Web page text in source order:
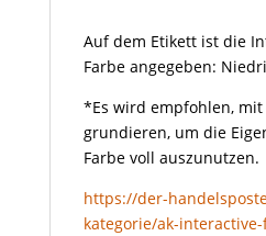
Auf dem Etikett ist die
Farbe angegeben:
*Es wird empfohlen, mit
grundieren, um die
Farbe voll auszunutzen.
https://der-
kategorie/ak-